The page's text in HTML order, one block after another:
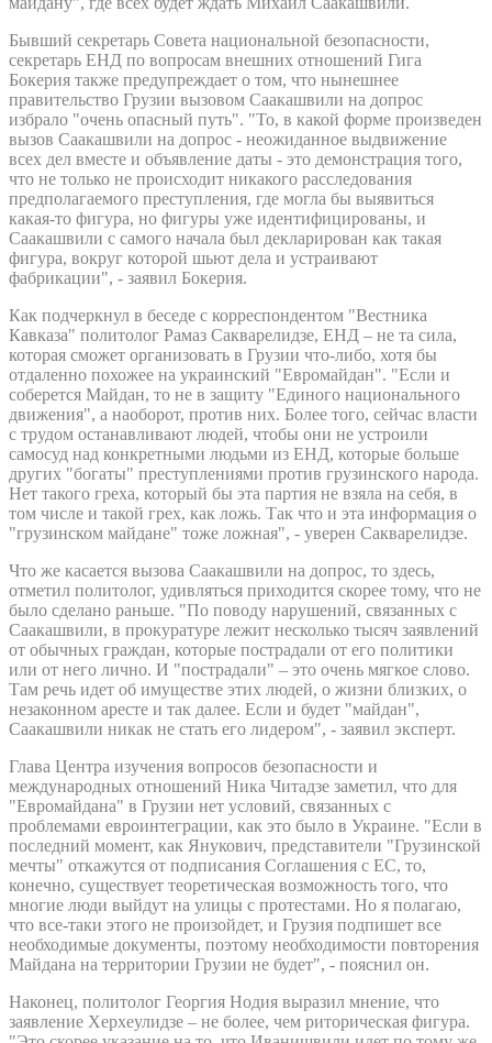
Бывший секретарь Совета национальной безопасности,
секретарь ЕНД по вопросам внешних отношений Гига
Бокерия также предупреждает о том, что нынешнее
правительство Грузии вызовом Саакашвили на допрос
избрало "очень опасный путь". "То, в какой форме произведен
вызов Саакашвили на допрос - неожиданное выдвижение
всех дел вместе и объявление даты - это демонстрация того,
что не только не происходит никакого расследования
предполагаемого преступления, где могла бы выявиться
какая-то фигура, но фигуры уже идентифицированы, и
Саакашвили с самого начала был декларирован как такая
фигура, вокруг которой шьют дела и устраивают
фабрикации", - заявил Бокерия.
Как подчеркнул в беседе с корреспондентом "Вестника
Кавказа" политолог Рамаз Сакварелидзе, ЕНД – не та сила,
которая сможет организовать в Грузии что-либо, хотя бы
отдаленно похожее на украинский "Евромайдан". "Если и
соберется Майдан, то не в защиту "Единого национального
движения", а наоборот, против них. Более того, сейчас власти
с трудом останавливают людей, чтобы они не устроили
самосуд над конкретными людьми из ЕНД, которые больше
других "богаты" преступлениями против грузинского народа.
Нет такого греха, который бы эта партия не взяла на себя, в
том числе и такой грех, как ложь. Так что и эта информация о
"грузинском майдане" тоже ложная", - уверен Сакварелидзе.
Что же касается вызова Саакашвили на допрос, то здесь,
отметил политолог, удивляться приходится скорее тому, что не
было сделано раньше. "По поводу нарушений, связанных с
Саакашвили, в прокуратуре лежит несколько тысяч заявлений
от обычных граждан, которые пострадали от его политики
или от него лично. И "пострадали" – это очень мягкое слово.
Там речь идет об имуществе этих людей, о жизни близких, о
незаконном аресте и так далее. Если и будет "майдан",
Саакашвили никак не стать его лидером", - заявил эксперт.
Глава Центра изучения вопросов безопасности и
международных отношений Ника Читадзе заметил, что для
"Евромайдана" в Грузии нет условий, связанных с
проблемами евроинтеграции, как это было в Украине. "Если в
последний момент, как Янукович, представители "Грузинской
мечты" откажутся от подписания Соглашения с ЕС, то,
конечно, существует теоретическая возможность того, что
многие люди выйдут на улицы с протестами. Но я полагаю,
что все-таки этого не произойдет, и Грузия подпишет все
необходимые документы, поэтому необходимости повторения
Майдана на территории Грузии не будет", - пояснил он.
Наконец, политолог Георгия Нодия выразил мнение, что
заявление Херхеулидзе – не более, чем риторическая фигура.